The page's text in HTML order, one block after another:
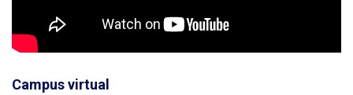
Campus virtual